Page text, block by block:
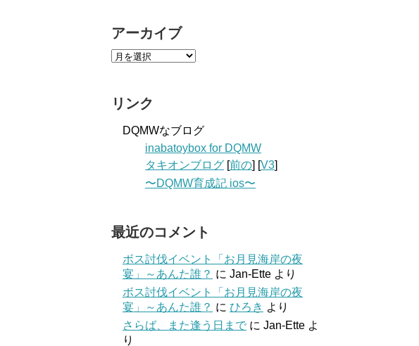
アーカイブ
リンク
DQMWなブログ
inabatoybox for DQMW
タキオンブログ [前の] [V3]
〜DQMW育成記 ios〜
最近のコメント
ボス討伐イベント「お月見海岸の夜
宴」～あんた誰？ に Jan-Ette より
ボス討伐イベント「お月見海岸の夜
宴」～あんた誰？ に ひろき より
さらば、また逢う日まで に Jan-Ette よ
り